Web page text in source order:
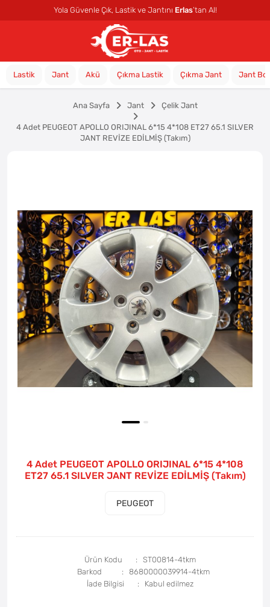
Yola Güvenle Çık, Lastik ve Jantını Erlas’tan Al!
Lastik Jant Akü Çıkma Lastik Çıkma Jant Jant
Ana Sayfa Jant Çelik Jant
4 Adet PEUGEOT APOLLO ORIJINAL 6*15 4*108 ET27 65.1 SILVER
JANT REVİZE EDİLMİŞ (Takım)
4 Adet PEUGEOT APOLLO ORIJINAL 6*15 4*108
ET27 65.1 SILVER JANT REVİZE EDİLMİŞ (Takım)
PEUGEOT
Ürün Kodu
ST00814-4tkm
Barkod
8680000039914-4tkm
İade Bilgisi